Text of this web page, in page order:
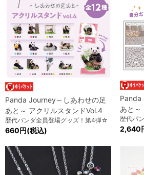
Panda Journey～しあわせの足
あと～ アクリルスタンドVol.4
歴代パンダ全員登場グッズ！第4弾☆
660円(税込)
Panda
あと～
歴代パ
2,640